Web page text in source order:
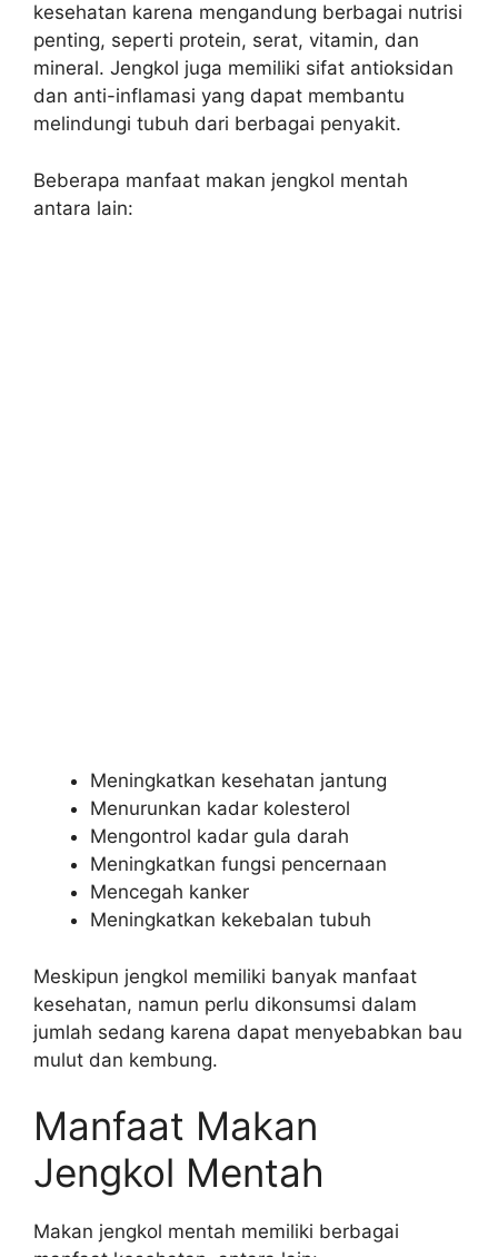
kesehatan karena mengandung berbagai nutrisi
penting, seperti protein, serat, vitamin, dan
mineral. Jengkol juga memiliki sifat antioksidan
dan anti-inflamasi yang dapat membantu
melindungi tubuh dari berbagai penyakit.
Beberapa manfaat makan jengkol mentah
antara lain:
Meningkatkan kesehatan jantung
Menurunkan kadar kolesterol
Mengontrol kadar gula darah
Meningkatkan fungsi pencernaan
Mencegah kanker
Meningkatkan kekebalan tubuh
Meskipun jengkol memiliki banyak manfaat
kesehatan, namun perlu dikonsumsi dalam
jumlah sedang karena dapat menyebabkan bau
mulut dan kembung.
Manfaat Makan
Jengkol Mentah
Makan jengkol mentah memiliki berbagai